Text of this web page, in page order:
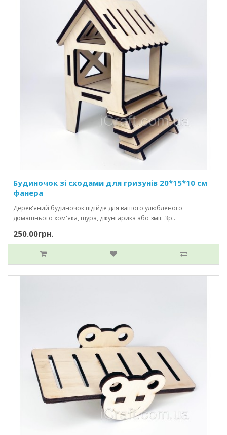
Будиночок зі сходами для гризунів 20*15*10 см
фанера
Дерев'яний будиночок підійде для вашого улюбленого
домашнього хом'яка, щура, джунгарика або змії. Зр..
250.00грн.